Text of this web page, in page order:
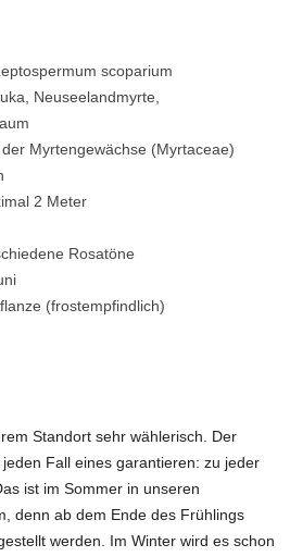
scoparium
Neuseelandmyrte,
Myrtengewächse (Myrtaceae)
2 Meter
Rosatöne
(frostempfindlich)
Standort sehr wählerisch. Der
Fall eines garantieren: zu jeder
ist im Sommer in unseren
denn ab dem Ende des Frühlings
werden. Im Winter wird es schon